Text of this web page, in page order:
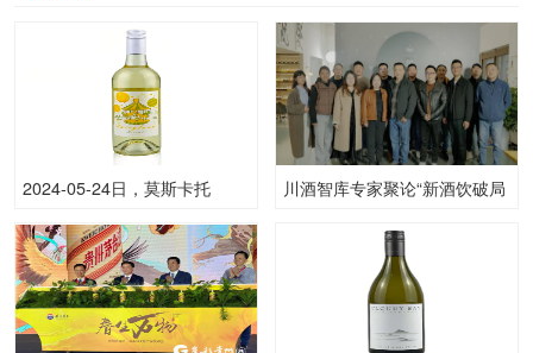
2024-05-24日，莫斯卡托
750ML6.00度酒每瓶的价格是
多少呢？
川酒智库专家聚论“新酒饮破局